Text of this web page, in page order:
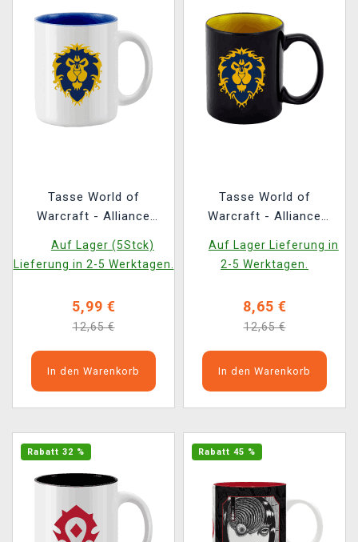
Tasse World of
Warcraft - Alliance
Auf Lager (5Stck)
Lieferung in 2-5 Werktagen.
5,99 €
12,65 €
In den Warenkorb
Tasse World of
Warcraft - Alliance
Auf Lager Lieferung in
2-5 Werktagen.
8,65 €
12,65 €
In den Warenkorb
Rabatt 32 % Rabatt 45 %